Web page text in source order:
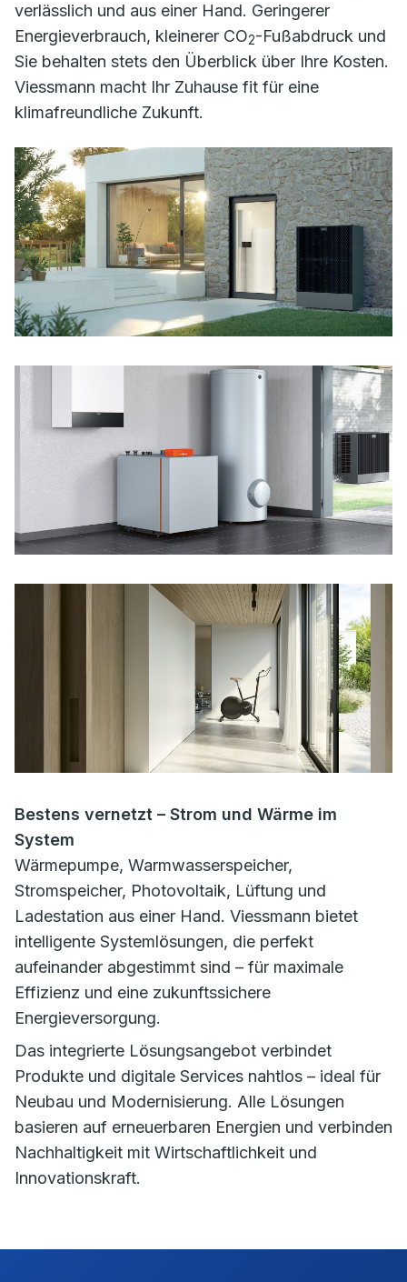
verlässlich und aus einer Hand. Geringerer
Energieverbrauch, kleinerer CO2-Fußabdruck und
Sie behalten stets den Überblick über Ihre Kosten.
Viessmann macht Ihr Zuhause fit für eine
klimafreundliche Zukunft.
Bestens vernetzt – Strom und Wärme im
System
Wärmepumpe, Warmwasserspeicher,
Stromspeicher, Photovoltaik, Lüftung und
Ladestation aus einer Hand. Viessmann bietet
intelligente Systemlösungen, die perfekt
aufeinander abgestimmt sind – für maximale
Effizienz und eine zukunftssichere
Energieversorgung.
Das integrierte Lösungsangebot verbindet
Produkte und digitale Services nahtlos – ideal für
Neubau und Modernisierung. Alle Lösungen
basieren auf erneuerbaren Energien und verbinden
Nachhaltigkeit mit Wirtschaftlichkeit und
Innovationskraft.